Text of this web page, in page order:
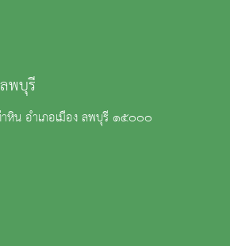
พบุรี
หิน อำเภอเมือง ลพบุรี ๑๕๐๐๐